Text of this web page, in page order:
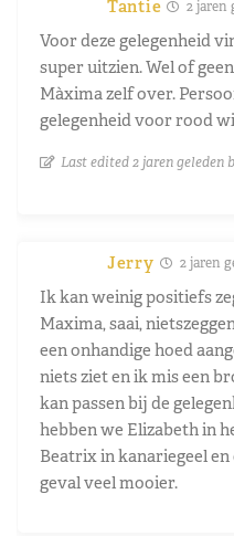
Tantie 2 jaren
Voor deze gelegenheid
super uitzien. Wel of
Màxima zelf over.
gelegenheid voor rood
Last edited 2 jaren geleden
Jerry 2 jaren
Ik kan weinig positiefs
Maxima, saai,
een onhandige hoed
niets ziet en ik mis een
kan passen bij de
hebben we Elizabeth in
Beatrix in kanariegeel
geval veel mooier.